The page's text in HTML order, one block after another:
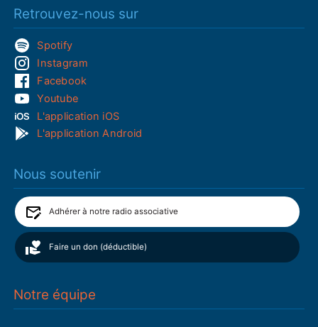
Retrouvez-nous sur
Spotify
Instagram
Facebook
Youtube
L'application iOS
L'application Android
Nous soutenir
Adhérer à notre radio associative
Faire un don (déductible)
Notre équipe